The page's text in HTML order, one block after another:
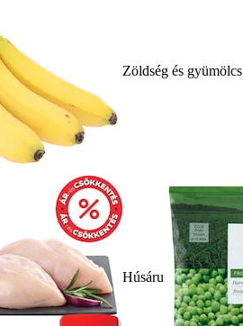
Zöldség és gyümölcs
Húsáru